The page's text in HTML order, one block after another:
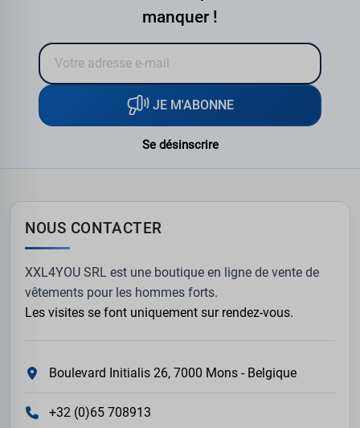
manquer !
JE M'ABONNE
Se désinscrire
NOUS CONTACTER
XXL4YOU SRL est une boutique en ligne de vente de
vêtements pour les hommes forts.
Les visites se font uniquement sur rendez-vous.
Boulevard Initialis 26, 7000 Mons - Belgique
+32 (0)65 708913